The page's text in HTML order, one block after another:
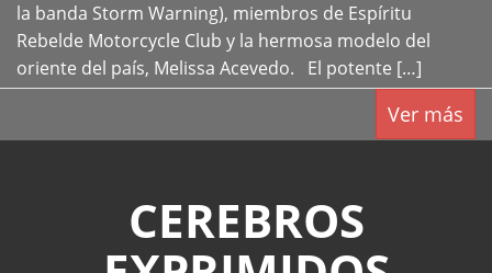
la banda Storm Warning), miembros de Espíritu
Rebelde Motorcycle Club y la hermosa modelo del
oriente del país, Melissa Acevedo. El potente […]
Ver más
CEREBROS